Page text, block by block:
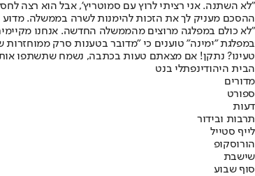
"לא השתנה. אני רציתי לרוץ עם סמוטריץ', אבל הוא רצה
ההסכם מעניק לך את הזכות להימנות לשרה בממשלה.
"לא כולם במפלגה מרוצים מהממשלה החדשה. אנחנו
במפלגת "ימינה" טוענים כי "מדובר בטענות סרק
טעינו? נתקן! אם מצאתם טעות בכתבה, נשמח שתשתפו
הבית היהודינפתלי בנט
מדורים
ספורט
דעות
תרבות ובידור
לייף סטייל
הורוסקופ
שישבת
סוף שבוע